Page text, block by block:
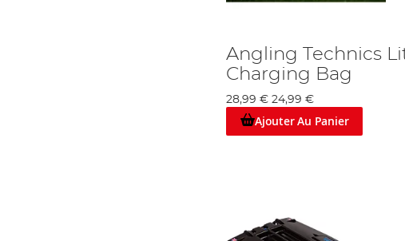
Angling Technics
Charging Bag
28,99 € 24,99 €
Ajouter Au Panier